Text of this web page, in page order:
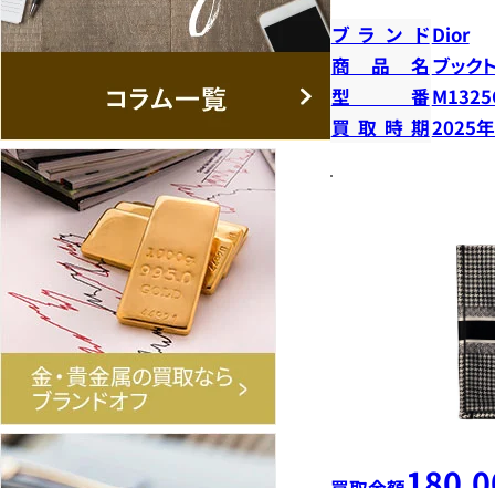
ブランドDior
商品名 ブック
型番
買取時期2025